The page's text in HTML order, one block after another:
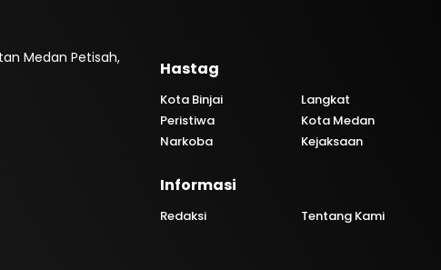
Medan Petisah,
Hastag
Kota Binjai Langkat
Peristiwa
Kota Medan
Narkoba
Kejaksaan
Informasi
Redaksi Tentang Kami